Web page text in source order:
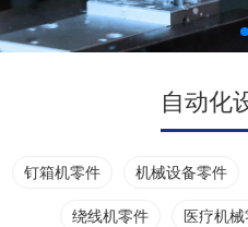
自动化
钉箱机零件 机械设备零件
绕线机零件 医疗机